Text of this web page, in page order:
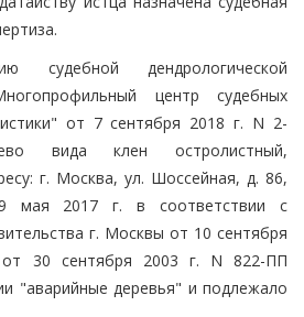
судебной дендрологической
центр судебных
от 7 сентября 2018 г. N 2-
вида клен остролистный,
г. Москва, ул. Шоссейная, д. 86,
мая 2017 г. в соответствии с
г. Москвы от 10 сентября
30 сентября 2003 г. N 822-ПП
"аварийные деревья" и подлежало